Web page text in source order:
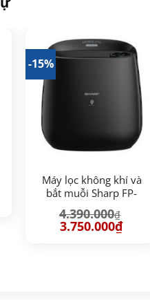
-15%
Máy lọc không khí và
bắt muỗi Sharp FP-
4.390.000₫
Giá
gốc
3.750.000₫Giá